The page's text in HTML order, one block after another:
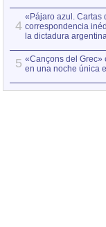
4
«Pájaro azul. Cartas
correspondencia
la dictadura
5 «Cançons del Grec»
en una noche única